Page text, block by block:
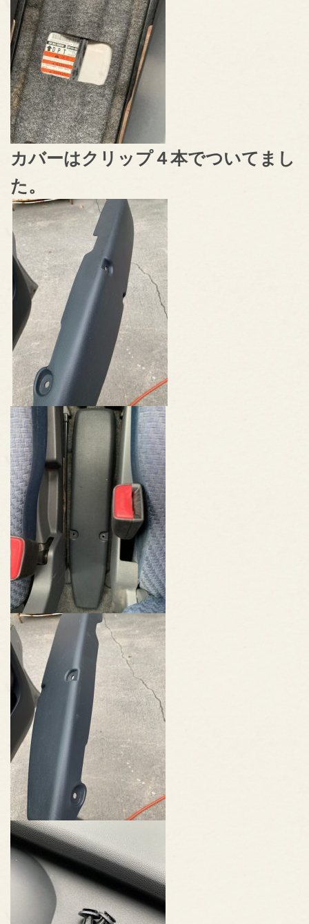
カバーはクリップ４本でついてまし
た。